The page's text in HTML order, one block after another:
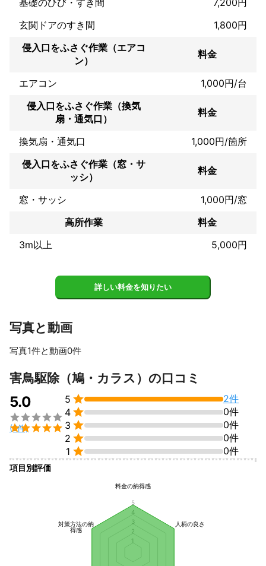
玄関ドアのすき間
1,800円
侵入口をふさぐ作業（エアコ
ン）
料金
エアコン
1,000円/台
侵入口をふさぐ作業（換気
扇・通気口）
料金
換気扇・通気口
1,000円/箇所
侵入口をふさぐ作業（窓・サ
ッシ）
料金
窓・サッシ
1,000円/窓
高所作業
料金
3m以上
5,000円
詳しい料金を知りたい
写真と動画
写真1件と動画0件
害鳥駆除（鳩・カラス）の口コミ
5.0


(2件)
5 
2件
4 
0件
3 
0件
2 
0件
1  0件
項目別評価
料金の納得感
人柄の良さ
対策方法の納
得感
1
2
3
4
5